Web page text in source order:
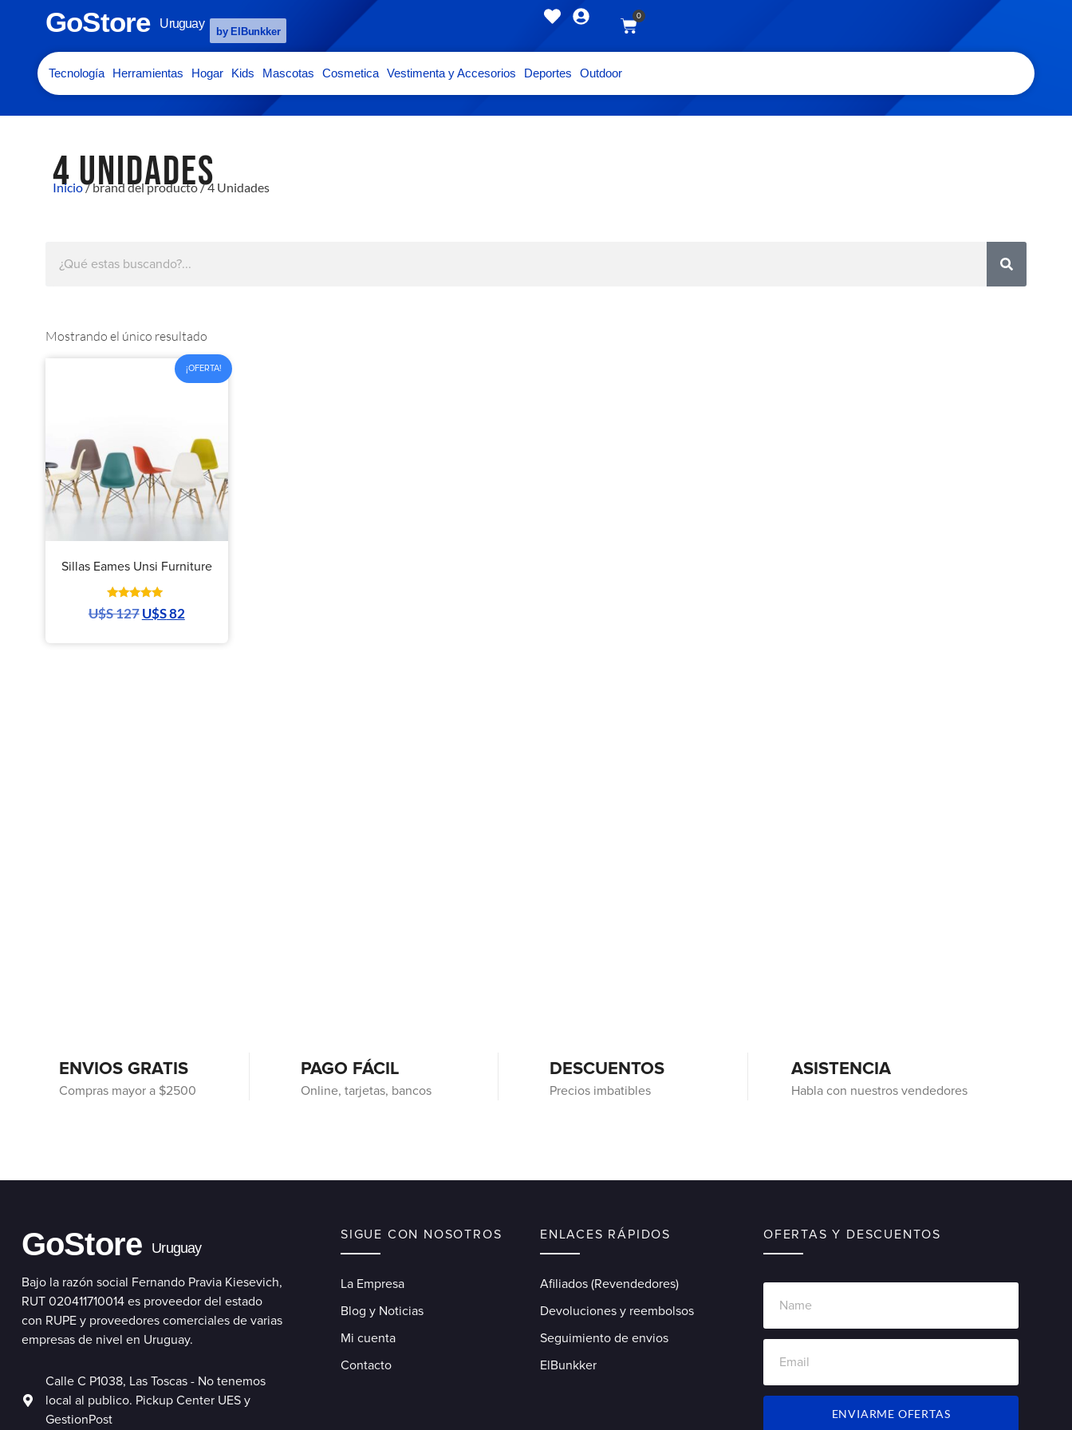
GoStore Uruguay
by ElBunkker
0
Tecnología Herramientas Hogar Kids Mascotas Cosmetica Vestimenta y Accesorios Deportes Outdoor
4 UNIDADES
Inicio/ brand del producto / 4 Unidades
Mostrando el único resultado
¡OFERTA!
Sillas Eames Unsi Furniture
Valorado
con
U$S127 U$S82
ENVIOS GRATIS
Compras mayor a $2500
PAGO FÁCIL
Online, tarjetas, bancos
DESCUENTOS
Precios imbatibles
ASISTENCIA
Habla con nuestros vendedores
GoStore Uruguay
Bajo la razón social Fernando Pravia Kiesevich,
RUT 020411710014 es proveedor del estado
con RUPE y proveedores comerciales de varias
empresas de nivel en Uruguay.
Calle C P1038, Las Toscas - No tenemos
local al publico. Pickup Center UES y
GestionPost
SIGUE CON NOSOTROS
La Empresa
Blog y Noticias
Mi cuenta
Contacto
ENLACES RÁPIDOS
Afiliados (Revendedores)
Devoluciones y reembolsos
Seguimiento de envios
ElBunkker
OFERTAS Y DESCUENTOS
ENVIARME OFERTAS